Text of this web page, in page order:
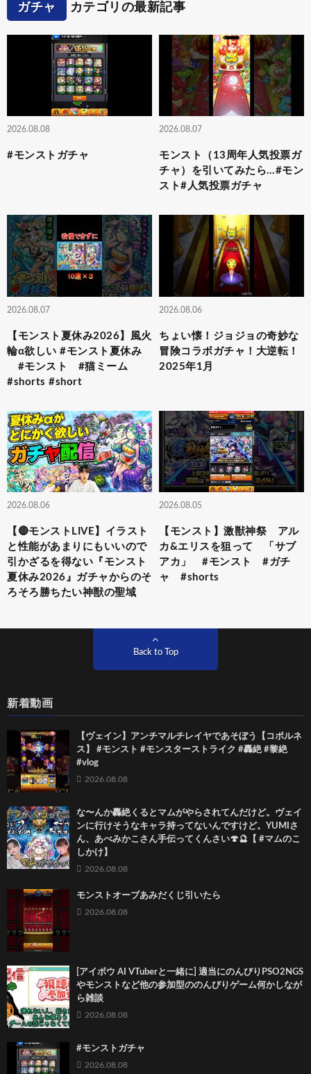
ガチャ カテゴリの最新記事
2026.08.08
#モンストガチャ
2026.08.07
モンスト（13周年人気投票ガ
チャ）を引いてみたら…#モン
スト#人気投票ガチャ
2026.08.07
【モンスト夏休み2026】風火
輪α欲しい #モンスト夏休み
#モンスト #猫ミーム
#shorts #short
2026.08.06
ちょい懐！ジョジョの奇妙な
冒険コラボガチャ！大逆転！
2025年1月
2026.08.06
【🔴モンストLIVE】イラスト
と性能があまりにもいいので
引かざるを得ない『モンスト
夏休み2026』ガチャからのそ
ろそろ勝ちたい神獣の聖域
2026.08.05
【モンスト】激獣神祭 アル
カ&エリスを狙って 「サブ
アカ」 #モンスト #ガチ
ャ #shorts
Back to Top
新着動画
【ヴェイン】アンチマルチレイヤであそぼう【コポルネ
ス】 #モンスト #モンスターストライク #轟絶 #黎絶
#vlog
2026.08.08
な〜んか轟絶くるとマムがやらされてんだけど。ヴェイ
ンに行けそうなキャラ持ってないんですけど。YUMIさ
ん、あべみかこさん手伝ってくんさい🍄🔮【 #マムのこ
しかけ】
2026.08.08
モンストオーブあみだくじ引いたら
2026.08.08
[アイボウ AI VTuberと一緒に] 適当にのんびりPSO2NGS
やモンストなど他の参加型ののんびりゲーム何かしなが
ら雑談
2026.08.08
#モンストガチャ
2026.08.08